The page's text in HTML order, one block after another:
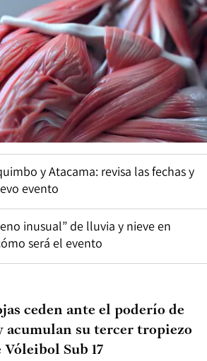
y Atacama: revisa las fechas y
evento
inusual” de lluvia y nieve en
será el evento
ceden ante el poderío de
acumulan su tercer tropiezo
Sub 17